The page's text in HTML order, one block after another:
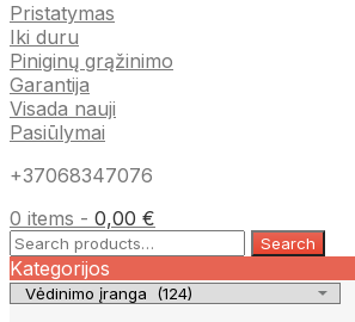
Pristatymas
Iki duru
Piniginų grąžinimo
Garantija
Visada nauji
Pasiūlymai
+37068347076
0 items - 0,00 €
Search
for:
Search
Kategorijos